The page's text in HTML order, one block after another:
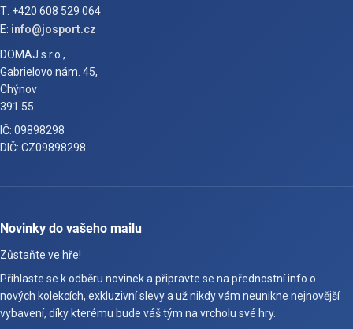
T: +420 608 529 064
E: info@josport.cz
DOMAJ s.r.o.,
Gabrielovo nám. 45,
Chýnov
391 55
IČ: 09898298
DIČ: CZ09898298
Novinky do vašeho mailu
Zůstaňte ve hře!
Přihlaste se k odběru novinek a připravte se na přednostní info o
nových kolekcích, exkluzivní slevy a už nikdy vám neunikne nejnovější
vybavení, díky kterému bude váš tým na vrcholu své hry.